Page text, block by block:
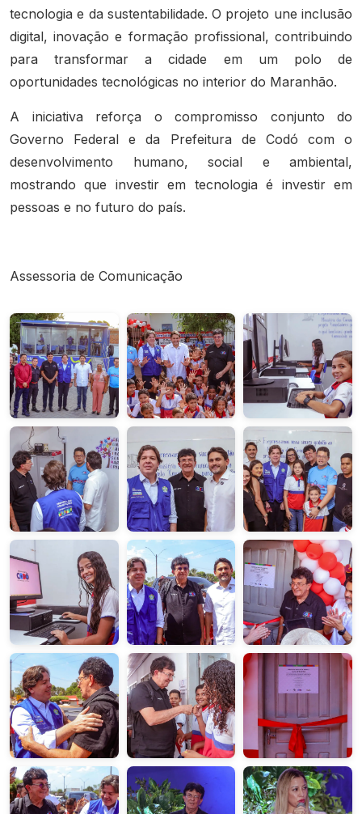
tecnologia e da sustentabilidade. O projeto une inclusão
digital, inovação e formação profissional, contribuindo
para transformar a cidade em um polo de
oportunidades tecnológicas no interior do Maranhão.
A iniciativa reforça o compromisso conjunto do
Governo Federal e da Prefeitura de Codó com o
desenvolvimento humano, social e ambiental,
mostrando que investir em tecnologia é investir em
pessoas e no futuro do país.
Assessoria de Comunicação